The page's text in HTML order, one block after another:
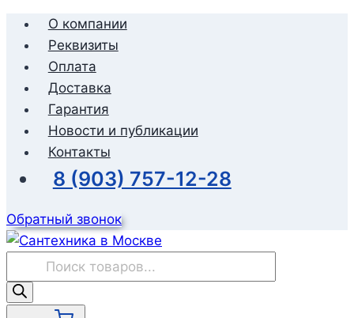
Перейти
содержимому
О компании
Реквизиты
Оплата
Доставка
Гарантия
Новости и публикации
Контакты
8 (903) 757-12-28
Обратный звонок
товаров